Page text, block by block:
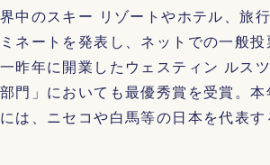
中のスキー リゾートやホテル、旅
ネートを発表し、ネットでの一般
昨年に開業したウェスティン ルス
門」においても最優秀賞を受賞。
は、ニセコや白馬等の日本を代表